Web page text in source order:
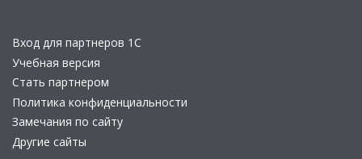
Вход для партнеров 1С
Учебная версия
Стать партнером
Политика конфиденциальности
Замечания по сайту
Другие сайты